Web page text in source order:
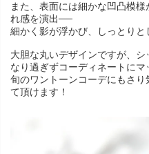
また、表面には細かな凹凸模
れ感を演出──
細かく影が浮かび、しっとりと
大胆な丸いデザインですが、
なり過ぎずコーディネートにマ
旬のワントーンコーデにもさ
て頂けます！